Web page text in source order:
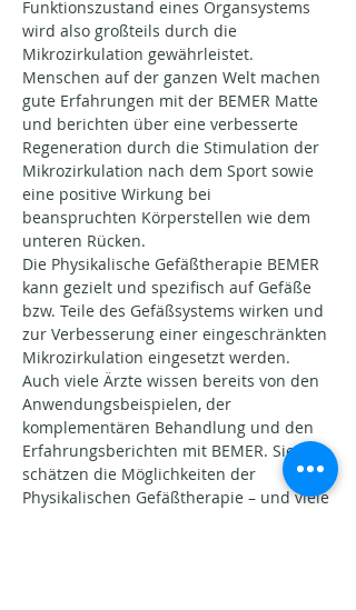
Funktionszustand eines Organsystems
wird also großteils durch die
Mikrozirkulation gewährleistet.
Menschen auf der ganzen Welt machen
gute Erfahrungen mit der BEMER Matte
und berichten über eine verbesserte
Regeneration durch die Stimulation der
Mikrozirkulation nach dem Sport sowie
eine positive Wirkung bei
beanspruchten Körperstellen wie dem
unteren Rücken.
Die Physikalische Gefäßtherapie BEMER
kann gezielt und spezifisch auf Gefäße
bzw. Teile des Gefäßsystems wirken und
zur Verbesserung einer eingeschränkten
Mikrozirkulation eingesetzt werden.
Auch viele Ärzte wissen bereits von den
Anwendungsbeispielen, der
komplementären Behandlung und den
Erfahrungsberichten mit BEMER. Sie
schätzen die Möglichkeiten der
Physikalischen Gefäßtherapie – und viele